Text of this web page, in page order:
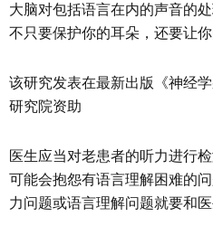
大脑对包括语言在内的声音的
不只要保护你的耳朵，还要让
该研究发表在最新出版《神经
研究院资助
医生应当对老患者的听力进行
可能会抱怨有语言理解困难的
力问题或语言理解问题就要和